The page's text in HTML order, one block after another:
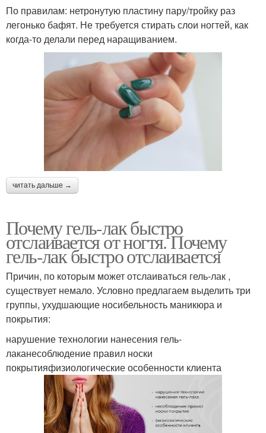
По правилам: нетронутую пластину пару/тройку раз
легонько бафят. Не требуется стирать слои ногтей, как
когда-то делали перед наращиванием.
читать дальше →
Почему гель-лак быстро
отслаивается от ногтя. Почему
гель-лак быстро отслаивается
Причин, по которым может отслаиваться гель-лак ,
существует немало. Условно предлагаем выделить три
группы, ухудшающие носибельность маникюра и
покрытия:
нарушение технологии нанесения гель-
лаканесоблюдение правил носки
покрытияфизиологические особенности клиента